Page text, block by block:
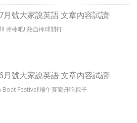
月號大家說英語 文章內容試讀!
揮棒吧! 熱血棒球開打!
月號大家說英語 文章內容試讀!
Boat Festival!端午賽龍舟吃粽子